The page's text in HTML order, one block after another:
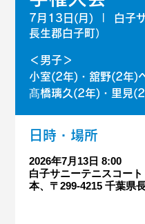
7月13日(月)
白子
長生郡白子町）
＜男子＞
小室(2年)・舘野(2年)
髙橋璃久(2年)・里見
日時・場所
2026年7月13日 8:00
白子サニーテニスコー
本、〒299-4215 千葉県